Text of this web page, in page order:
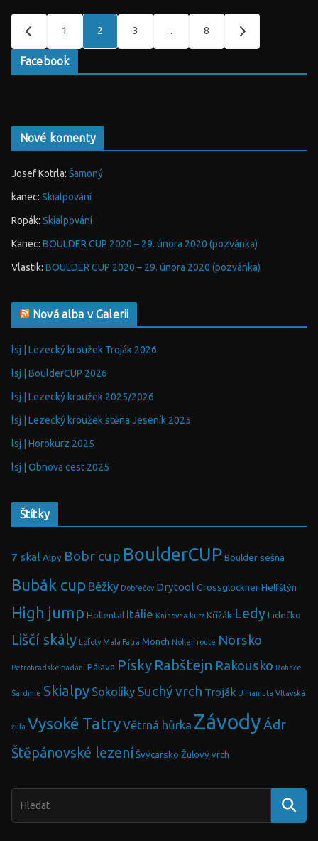
Stránkování
příspěvků
1 2 3 … 8
Facebook
Nové komenty
Josef Kotrla: Šamoný
kanec: Skialpování
Ropák: Skialpování
Kanec: BOULDER CUP 2020 – 29. února 2020 (pozvánka)
Vlastik: BOULDER CUP 2020 – 29. února 2020 (pozvánka)
Nová alba v Galerii
lsj | Lezecký kroužek Troják 2026
lsj | BoulderCUP 2026
lsj | Lezecký kroužek 2025/2026
lsj | Lezecký kroužek stěna Jeseník 2025
lsj | Horokurz 2025
lsj | Obnova cest 2025
Štítky
7 skal Alpy Bobr cup BoulderCUP Boulder sešna
Bubák cup Běžky Dobřečov Drytool Grossglockner Helfštýn
High jump Hollental Itálie Knihovna kurz Křížák Ledy Lidečko
Liščí skály Lofoty Malá Fatra Mönch Nollen route Norsko
Petrohradské padání Pálava Písky Rabštejn Rakousko Roháče
Sardinie Skialpy Sokolíky Suchý vrch Troják U mamuta Vltavská
žula Vysoké TatryVětrná hůrka ZávodyÁdr
Štěpánovské lezení Švýcarsko Žulový vrch